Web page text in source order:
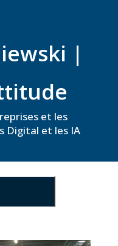
|
et les
Digital et les IA